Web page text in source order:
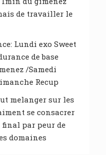
de travailler le
Lundi exo Sweet
de base
/Samedi
Recup
melanger sur les
se consacrer
par peur de
domaines